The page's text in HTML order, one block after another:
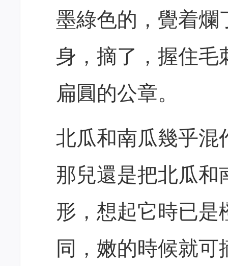
墨綠色的，覺着爛
身，摘了，握住毛
扁圓的公章。
北瓜和南瓜幾乎混
那兒還是把北瓜和
形，想起它時已是
同，嫩的時候就